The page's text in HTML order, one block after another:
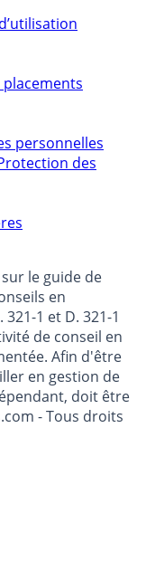
personnelles
des
le guide de
en
1 et D. 321-1
de conseil en
Afin d'être
en gestion de
doit être
- Tous droits